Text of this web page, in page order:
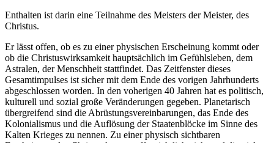
Enthalten ist darin eine Teilnahme des Meisters der Meister, des
Christus.
Er lässt offen, ob es zu einer physischen Erscheinung kommt oder
ob die Christuswirksamkeit hauptsächlich im Gefühlsleben, dem
Astralen, der Menschheit stattfindet. Das Zeitfenster dieses
Gesamtimpulses ist sicher mit dem Ende des vorigen Jahrhunderts
abgeschlossen worden. In den voherigen 40 Jahren hat es politisch,
kulturell und sozial große Veränderungen gegeben. Planetarisch
übergreifend sind die Abrüstungsvereinbarungen, das Ende des
Kolonialismus und die Auflösung der Staatenblöcke im Sinne des
Kalten Krieges zu nennen. Zu einer physisch sichtbaren